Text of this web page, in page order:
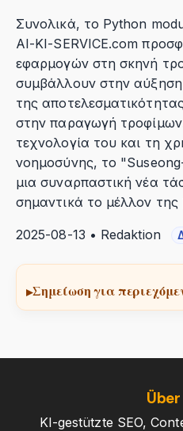
Συνολικά, το Python
AI-KI-SERVICE.com
εφαρμογών στη σκηνή
συμβάλλουν στην αύξηση
της
στην παραγωγή
τεχνολογία του και τη
νοημοσύνης, το
μια συναρπαστική νέα
σημαντικά το μέλλον της
2025-08-13 • Redaktion
Σημείωση για
KI-gestützte SEO,